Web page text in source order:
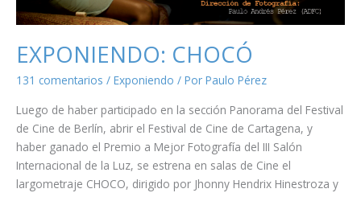
EXPONIENDO: CHOCÓ
131 comentarios / Exponiendo / Por Paulo Pérez
Luego de haber participado en la sección Panorama del Festival
de Cine de Berlín, abrir el Festival de Cine de Cartagena, y
haber ganado el Premio a Mejor Fotografía del III Salón
Internacional de la Luz, se estrena en salas de Cine el
largometraje CHOCO, dirigido por Jhonny Hendrix Hinestroza y